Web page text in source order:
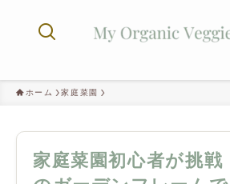
ホーム 家庭菜園
家庭菜園初心者が挑戦